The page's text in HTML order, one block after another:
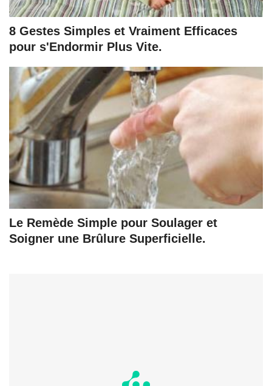
8 Gestes Simples et Vraiment Efficaces
pour s'Endormir Plus Vite.
Le Remède Simple pour Soulager et
Soigner une Brûlure Superficielle.